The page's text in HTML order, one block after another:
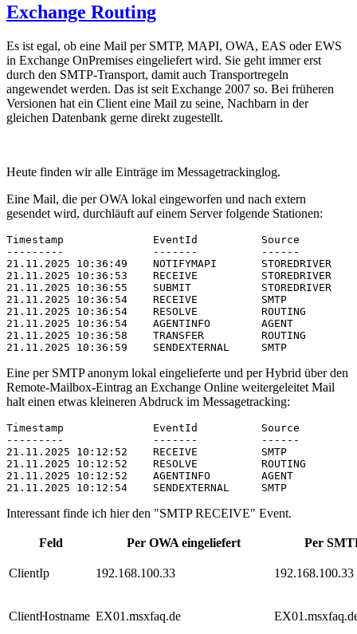
Exchange Routing
Es ist egal, ob eine Mail per SMTP, MAPI, OWA, EAS oder EWS
in Exchange OnPremises eingeliefert wird. Sie geht immer erst
durch den SMTP-Transport, damit auch Transportregeln
angewendet werden. Das ist seit Exchange 2007 so. Bei früheren
Versionen hat ein Client eine Mail zu seine, Nachbarn in der
gleichen Datenbank gerne direkt zugestellt.
Heute finden wir alle Einträge im Messagetrackinglog.
Eine Mail, die per OWA lokal eingeworfen und nach extern
gesendet wird, durchläuft auf einem Server folgende Stationen:
Timestamp              EventId          Source
---------              -------          ------
21.11.2025 10:36:49    NOTIFYMAPI       STOREDRIVER
21.11.2025 10:36:53    RECEIVE          STOREDRIVER
21.11.2025 10:36:55    SUBMIT           STOREDRIVER
21.11.2025 10:36:54    RECEIVE          SMTP
21.11.2025 10:36:54    RESOLVE          ROUTING
21.11.2025 10:36:54    AGENTINFO        AGENT
21.11.2025 10:36:58    TRANSFER         ROUTING
21.11.2025 10:36:59    SENDEXTERNAL     SMTP
Eine per SMTP anonym lokal eingelieferte und per Hybrid über den
Remote-Mailbox-Eintrag an Exchange Online weitergeleitet Mail
halt einen etwas kleineren Abdruck im Messagetracking:
Timestamp              EventId          Source
---------              -------          ------
21.11.2025 10:12:52    RECEIVE          SMTP
21.11.2025 10:12:52    RESOLVE          ROUTING
21.11.2025 10:12:52    AGENTINFO        AGENT
21.11.2025 10:12:54    SENDEXTERNAL     SMTP
Interessant finde ich hier den "SMTP RECEIVE" Event.
Feld Per OWA eingeliefert Per
ClientIp 192.168.100.33 192.168.100.33
ClientHostname EX01.msxfaq.de